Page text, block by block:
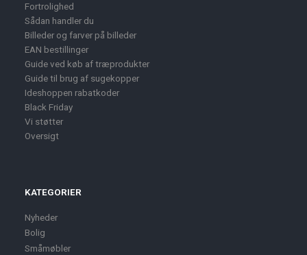
Fortrolighed
Sådan handler du
Billeder og farver på billeder
EAN bestillinger
Guide ved køb af træprodukter
Guide til brug af sugekopper
Ideshoppen rabatkoder
Black Friday
Vi støtter
Oversigt
KATEGORIER
Nyheder
Bolig
Småmøbler